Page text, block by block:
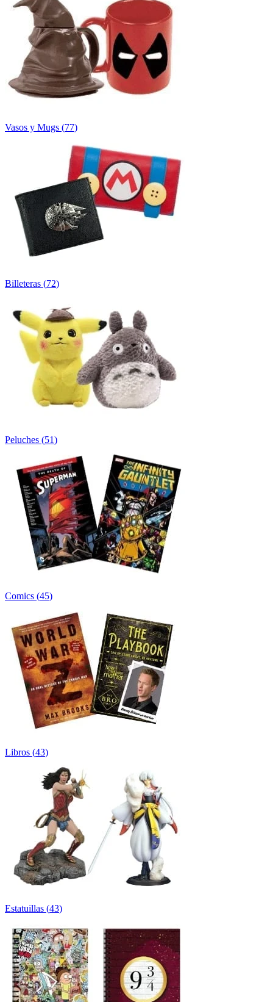
Vasos y Mugs (77)
Billeteras (72)
Peluches (51)
Comics (45)
Libros (43)
Estatuillas (43)